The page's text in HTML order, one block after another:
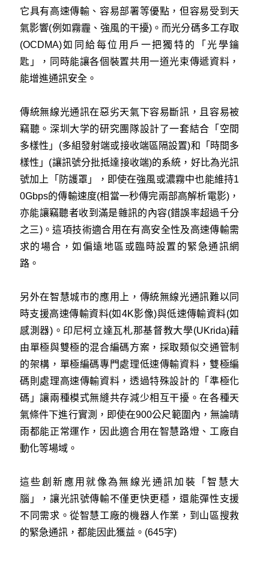
它具有高速傳輸、容易部署等優點，但容易受到天
氣影響(例如霧霾、強風的干擾)。而光分碼多工存取
(OCDMA)如同給每位用戶一把獨特的「光學鑰
匙」，同時能讓各個裝置共用一道光束傳遞資料，
能增進通訊安全。
傳統無線光通訊在惡劣天氣下容易斷訊，且容易被
竊聽。深圳大学的研究團隊設計了一套結合「空間
多樣性」(多組發射端或接收端區隔設置)和「時間多
樣性」(讓訊號分批抵達接收端)的系統，好比為光訊
號加上「防護罩」，即使在強風或濃霧中也能維持1
0Gbps的傳輸速度(相當一秒傳完兩部高解析電影)，
亦能讓竊聽者收到滿是雜訊的內容(錯誤率超過千分
之三)。這項技術適合用在有高安全性及高速傳輸需
求的場合，如偏遠地區或臨時設置的緊急通訊網
路。
另外在智慧城市的應用上，傳統無線光通訊難以同
時支援高速傳輸資料(如4K影像)與低速傳輸資料(如
感測器)。印尼柯立達瓦札那基督教大學(UKrida)藉
由單極與雙極的混合編碼方案，採取類似交通管制
的架構，單極編碼專門處理低速傳輸資料，雙極編
碼則處理高速傳輸資料，透過特殊設計的「準極化
碼」讓兩種模式無縫共存減少相互干擾。在各種天
氣條件下進行實測，即使在900公尺範圍內，無論晴
雨都能正常運作，因此適合用在智慧路燈、工廠自
動化等場域。
這些創新應用就像為無線光通訊加裝「智慧大
腦」，讓光訊號傳輸不僅更快更穩，還能彈性支援
不同需求。從智慧工廠的機器人作業，到山區搜救
的緊急通訊，都能因此獲益。(645字)